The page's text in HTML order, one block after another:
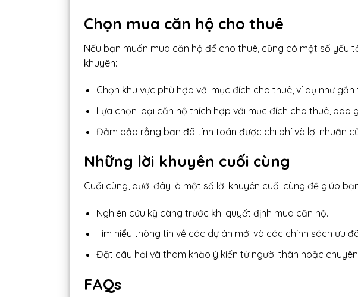
Chọn mua căn hộ cho thuê
Nếu bạn muốn mua căn hộ để cho thuê, cũng có một số yếu
khuyên:
Chọn khu vực phù hợp với mục đích cho thuê, ví dụ như
Lựa chọn loại căn hộ thích hợp với mục đích cho thuê,
Đảm bảo rằng bạn đã tính toán được chi phí và lợi nhuận
Những lời khuyên cuối cùng
Cuối cùng, dưới đây là một số lời khuyên cuối cùng để giúp
Nghiên cứu kỹ càng trước khi quyết định mua căn hộ.
Tìm hiểu thông tin về các dự án mới và các chính sách ưu
Đặt câu hỏi và tham khảo ý kiến từ người thân hoặc
FAQs